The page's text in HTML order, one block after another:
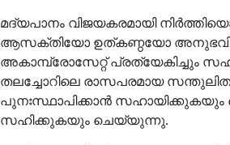
മദ്യപാനം വിജയകരമായി
ആസക്തിയോ ഉത്കണ്ഠയോ
അകാമ്പ്രോസേറ്റ് പ്രത്യേകിച്ചും
തലച്ചോറിലെ രാസപരമായ
പുനഃസ്ഥാപിക്കാൻ സഹായിക്കുകയും
സഹിക്കുകയും ചെയ്യുന്നു.